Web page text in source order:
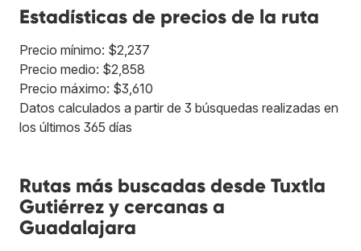
Estadísticas de precios de la ruta
Precio mínimo: $2,237
Precio medio: $2,858
Precio máximo: $3,610
Datos calculados a partir de 3 búsquedas realizadas en
los últimos 365 días
Rutas más buscadas desde Tuxtla
Gutiérrez y cercanas a
Guadalajara